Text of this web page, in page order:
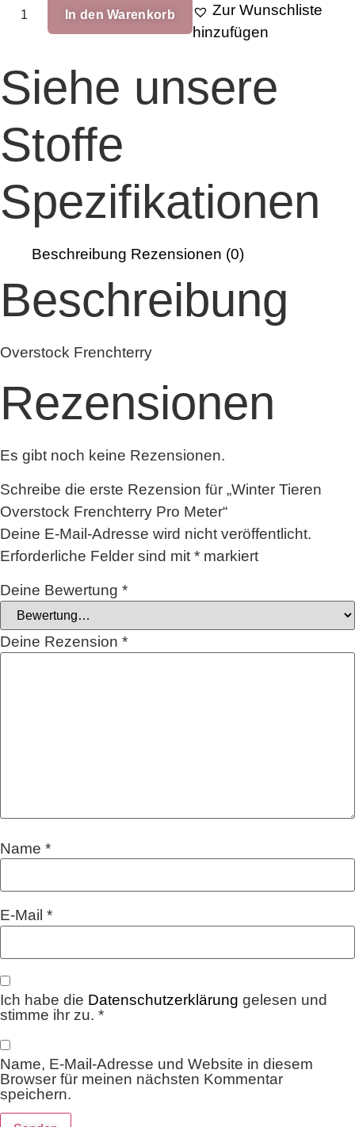
Tieren
Overstock
Meter
Menge
In den Warenkorb
Zur Wunschliste
hinzufügen
Siehe unsere
Stoffe
Spezifikationen
Beschreibung Rezensionen (0)
Beschreibung
Overstock Frenchterry
Rezensionen
Es gibt noch keine Rezensionen.
Schreibe die erste Rezension für „Winter Tieren
Overstock Frenchterry Pro Meter“
Deine E-Mail-Adresse wird nicht veröffentlicht.
Erforderliche Felder sind mit * markiert
Deine Bewertung *
Deine Rezension *
Name *
E-Mail *
Ich habe die Datenschutzerklärung gelesen und
stimme ihr zu. *
Name, E-Mail-Adresse und Website in diesem
Browser für meinen nächsten Kommentar
speichern.